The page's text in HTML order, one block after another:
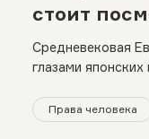
стоит
Средневековая
глазами
Права человека